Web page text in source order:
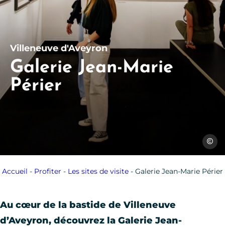
Les
Villeneuve d'Aveyron
Galerie Jean-Marie
Périer
Accueil - Profiter - Les sites de visite - Galerie Jean-Marie Périer
Au cœur de la bastide de Villeneuve
d’Aveyron, découvrez la Galerie Jean-